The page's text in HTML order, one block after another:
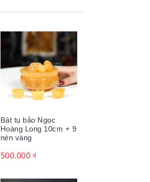
Bát tụ bảo Ngọc
Hoàng Long 10cm + 9
nén vàng
500.000 ₫